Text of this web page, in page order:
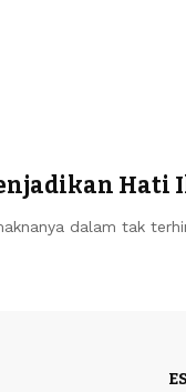
Hati
dalam tak